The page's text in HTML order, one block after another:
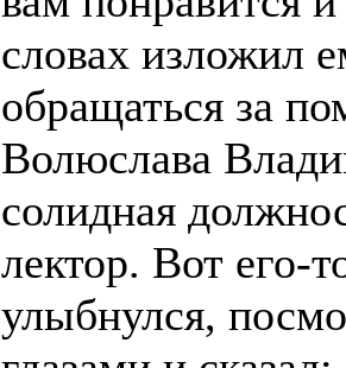
словах изложил
обращаться за
Волюслава
солидная
лектор. Вот его-
улыбнулся,